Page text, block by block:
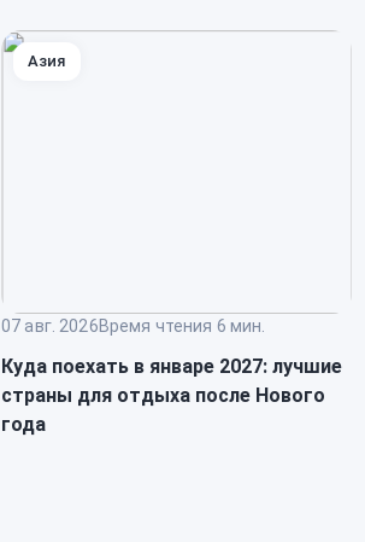
07 авг. 2026Время чтения 6 мин.
Куда поехать в январе 2027: лучшие
страны для отдыха после Нового
года
Азия